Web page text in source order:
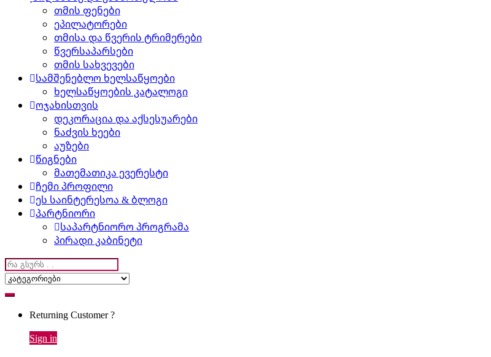
თმის ფენები
ეპილატორები
თმისა და წვერის ტრიმერები
წვერსაპარსები
თმის სახვევები
სამშენებლო ხელსაწყოები
ხელსაწყოების კატალოგი
ოჯახისთვის
დეკორაცია და აქსესუარები
ნაძვის ხეები
აუზები
წიგნები
მათემათიკა ევერესტი
ჩემი პროფილი
ეს საინტერესოა & ბლოგი
პარტნიორი
საპარტნიორო პროგრამა
პირადი კაბინეტი
Search
for:
Returning Customer ?
Sign in